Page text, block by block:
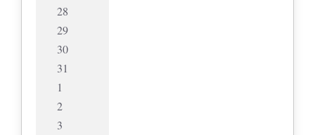
28
29
30
31
1
2
3